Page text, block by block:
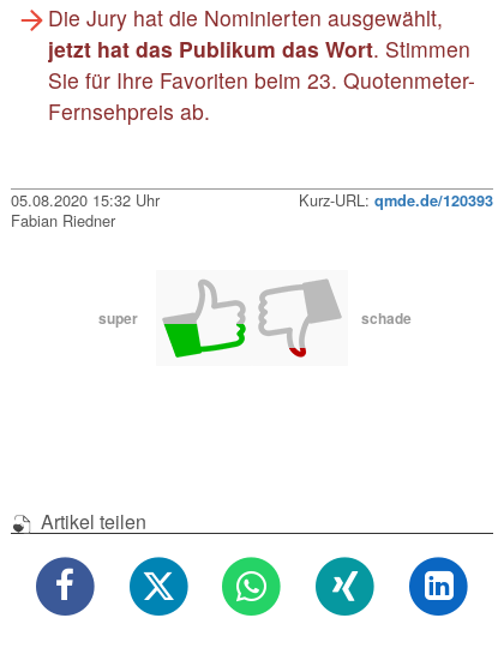
Die Jury hat die Nominierten ausgewählt,
jetzt hat das Publikum das Wort. Stimmen
Sie für Ihre Favoriten beim 23. Quotenmeter-
Fernsehpreis ab.
05.08.2020 15:32 Uhr Kurz-URL: qmde.de/120393
Fabian Riedner
super schade
Artikel teilen